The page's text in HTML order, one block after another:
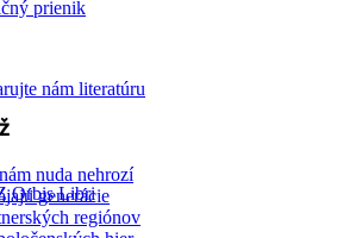
nám literatúru
Orbis Libri